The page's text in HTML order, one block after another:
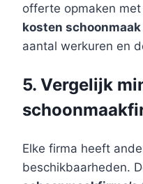
offerte opmaken
kosten
aantal werkuren en
5. Vergelijk
Elke firma heeft
beschikbaarheden.